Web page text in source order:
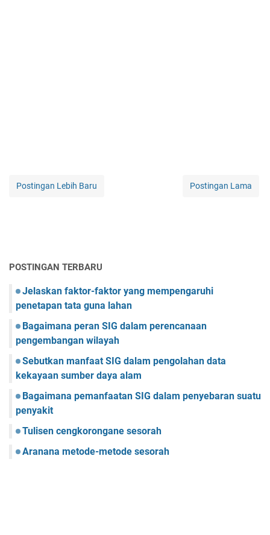
Postingan Lebih Baru Postingan Lama
POSTINGAN TERBARU
Jelaskan faktor-faktor yang mempengaruhi
penetapan tata guna lahan
Bagaimana peran SIG dalam perencanaan
pengembangan wilayah
Sebutkan manfaat SIG dalam pengolahan data
kekayaan sumber daya alam
Bagaimana pemanfaatan SIG dalam penyebaran suatu
penyakit
Tulisen cengkorongane sesorah
Aranana metode-metode sesorah